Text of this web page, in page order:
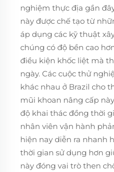
nghiệm thực địa gần
này được chế tạo từ
áp dụng các kỹ thuật
chúng có độ bền cao
điều kiện khốc liệt mà
ngày. Các cuộc thử
khác nhau ở Brazil cho
mũi khoan nâng cấp
độ khai thác đồng thời
nhân viên vận hành
hiện nay diễn ra nhanh
thời gian sử dụng hơn
này đóng vai trò then